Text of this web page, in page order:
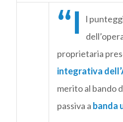
“I
l
proprietaria
integrativa
merito al bando
passiva a banda